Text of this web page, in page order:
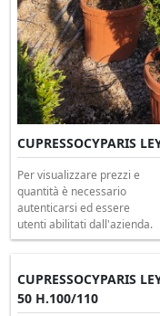
CUPRESSOCYPARIS
Per visualizzare prezzi e
quantità è necessario
autenticarsi ed essere
utenti abilitati dall'azienda.
CUPRESSOCYPARIS
50 H.100/110